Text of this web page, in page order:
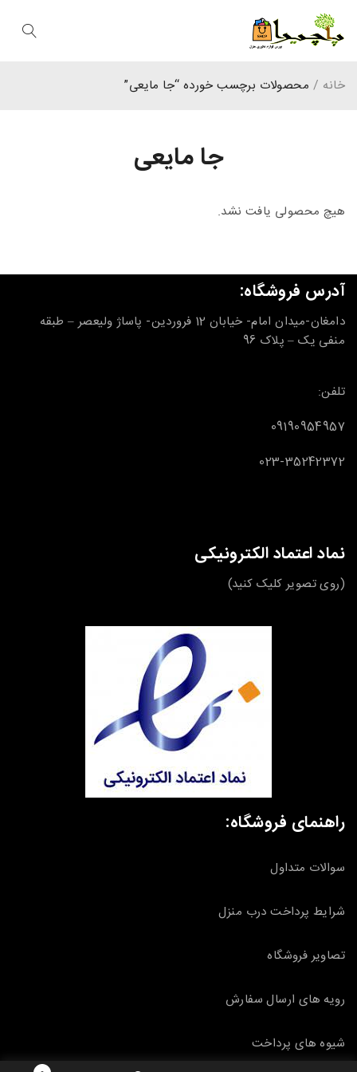
جا مایعی
خانه / محصولات برچسب خورده “جا مایعی”
هیچ محصولی یافت نشد.
آدرس فروشگاه:
دامغان-میدان امام- خیابان 12 فروردین- پاساژ ولیعصر – طبقه
منفی یک – پلاک 96
تلفن:
09190954957
023-35242372
نماد اعتماد الکترونیکی
(روی تصویر کلیک کنید)
راهنمای فروشگاه:
سوالات متداول
شرایط پرداخت درب منزل
تصاویر فروشگاه
رویه های ارسال سفارش
شیوه های پرداخت